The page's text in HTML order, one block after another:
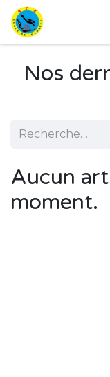
Se rendre au contenu
Nos
Aucun
moment.